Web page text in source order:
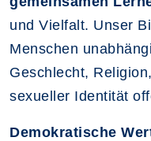
und Vielfalt. Unser
Menschen
Geschlecht,
sexueller Identität
Demokratische